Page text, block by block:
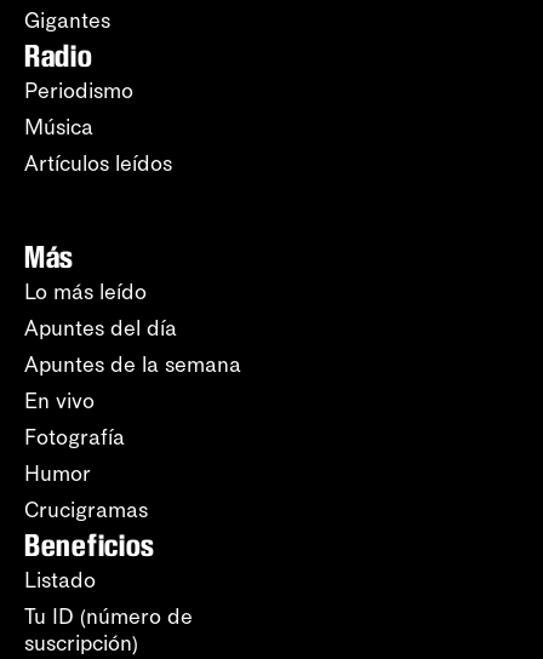
Gigantes
Radio
Periodismo
Música
Artículos leídos
Más
Lo más leído
Apuntes del día
Apuntes de la semana
En vivo
Fotografía
Humor
Crucigramas
Beneficios
Listado
Tu ID (número de
suscripción)